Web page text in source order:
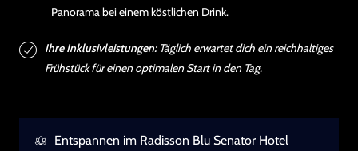
Panorama bei einem köstlichen Drink.
Ihre Inklusivleistungen:Täglich erwartet dich ein reichhaltiges
Frühstück für einen optimalen Start in den Tag.
Entspannen im Radisson Blu Senator Hotel